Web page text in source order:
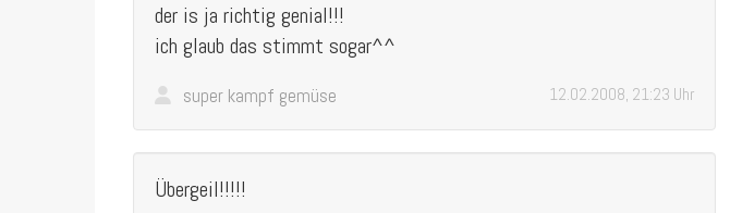
der is ja richtig genial!!!
ich glaub das stimmt sogar^^
super kampf gemüse 12.02.2008, 21:23 Uhr
Übergeil!!!!!